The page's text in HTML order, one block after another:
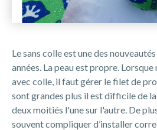
Le sans colle est une des
années. La peau est propre. Lorsque
avec colle, il faut gérer le filet de
sont grandes plus il est difficile de
deux moitiés l'une sur l'autre. De
souvent compliquer d’installer